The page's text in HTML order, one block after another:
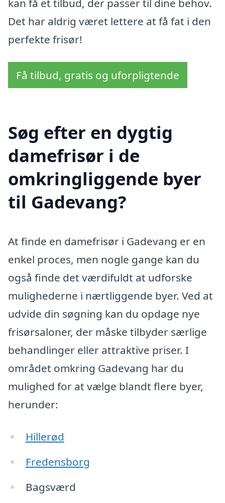
kan få et tilbud, der passer til dine behov.
Det har aldrig været lettere at få fat i den
perfekte frisør!
Få tilbud, gratis og uforpligtende
Søg efter en dygtig
damefrisør i de
omkringliggende byer
til Gadevang?
At finde en damefrisør i Gadevang er en
enkel proces, men nogle gange kan du
også finde det værdifuldt at udforske
mulighederne i nærtliggende byer. Ved at
udvide din søgning kan du opdage nye
frisørsaloner, der måske tilbyder særlige
behandlinger eller attraktive priser. I
området omkring Gadevang har du
mulighed for at vælge blandt flere byer,
herunder:
Hillerød
Fredensborg
Bagsværd